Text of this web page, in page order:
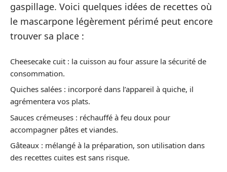
gaspillage. Voici quelques idées de recettes où
le mascarpone légèrement périmé peut encore
trouver sa place :
Cheesecake cuit : la cuisson au four assure la sécurité de
consommation.
Quiches salées : incorporé dans l’appareil à quiche, il
agrémentera vos plats.
Sauces crémeuses : réchauffé à feu doux pour
accompagner pâtes et viandes.
Gâteaux : mélangé à la préparation, son utilisation dans
des recettes cuites est sans risque.